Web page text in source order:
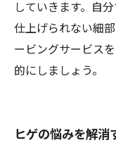
していきます。自
仕上げられない細
ービングサービス
的にしましょう。
ヒゲの悩みを解消